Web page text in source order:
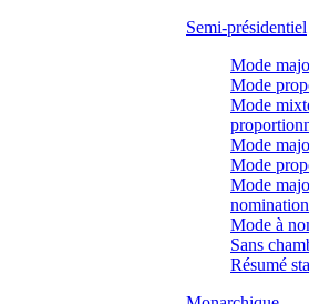
Semi-présidentiel
Mode
Mode
Mode
Mode
Mode
Mode
Mode à
Sans
Résumé